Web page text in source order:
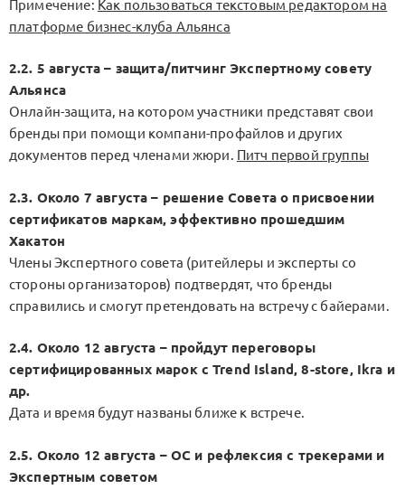
Примечение: Как пользоваться текстовым редактором на
платформе бизнес-клуба Альянса
2.2. 5 августа – защита/питчинг Экспертному совету
Альянса
Онлайн-защита, на котором участники представят свои
бренды при помощи компани-профайлов и других
документов перед членами жюри. Питч первой группы
2.3. Около 7 августа – решение Совета о присвоении
сертификатов маркам, эффективно прошедшим
Хакатон
Члены Экспертного совета (ритейлеры и эксперты со
стороны организаторов) подтвердят, что бренды
справились и смогут претендовать на встречу с байерами.
2.4. Около 12 августа – пройдут переговоры
сертифицированных марок с Trend Island, 8-store, Ikra и
др.
Дата и время будут названы ближе к встрече.
2.5. Около 12 августа – ОС и рефлексия с трекерами и
Экспертным советом